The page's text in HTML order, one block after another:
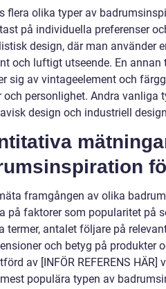
flera olika typer av
på individuella preferenser
design, där man använder
och luftigt utseende. En
sig av vintageelement och
och personlighet. Andra vanliga
design och industriell
framgången av olika
på faktorer som popularitet på
termer, antalet följare på
och betyg på produkter
av [INFÖR REFERENS
populära typen av